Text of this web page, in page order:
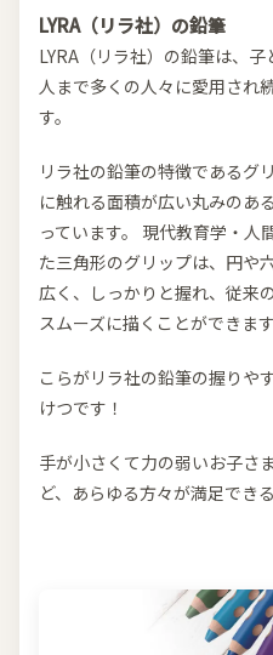
LYRA（リラ社）の鉛筆
LYRA（リラ社）の鉛筆は、子
人まで多くの人々に愛用され
す。
リラ社の鉛筆の特徴であるグ
に触れる面積が広い丸みのあ
っています。 現代教育学・
た三角形のグリップは、円や
広く、しっかりと握れ、従来
スムーズに描くことができます
こらがリラ社の鉛筆の握りや
けつです！
手が小さくて力の弱いお子さ
ど、あらゆる方々が満足でき